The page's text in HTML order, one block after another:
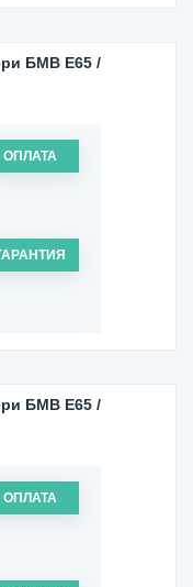
БМВ Е65 /
ОПЛАТА
БМВ Е65 /
ОПЛАТА